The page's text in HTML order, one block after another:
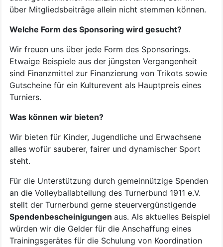
über Mitgliedsbeiträge allein nicht stemmen können.
Welche Form des Sponsoring wird gesucht?
Wir freuen uns über jede Form des Sponsorings.
Etwaige Beispiele aus der jüngsten Vergangenheit
sind Finanzmittel zur Finanzierung von Trikots sowie
Gutscheine für ein Kulturevent als Hauptpreis eines
Turniers.
Was können wir bieten?
Wir bieten für Kinder, Jugendliche und Erwachsene
alles wofür sauberer, fairer und dynamischer Sport
steht.
Für die Unterstützung durch gemeinnützige Spenden
an die Volleyballabteilung des Turnerbund 1911 e.V.
stellt der Turnerbund gerne steuervergünstigende
Spendenbescheinigungen aus. Als aktuelles Beispiel
würden wir die Gelder für die Anschaffung eines
Trainingsgerätes für die Schulung von Koordination